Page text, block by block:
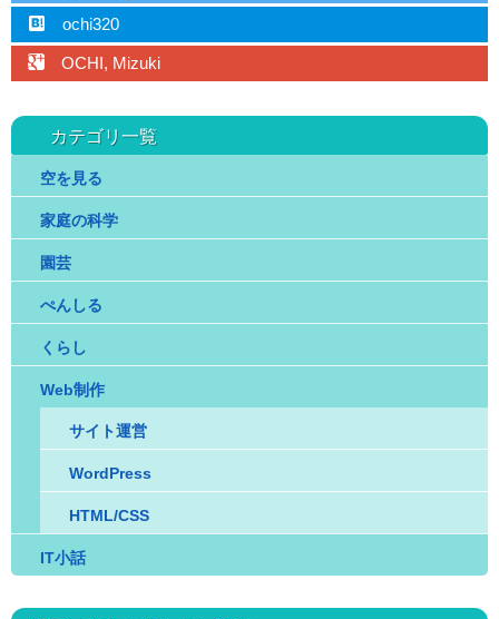
hatebu ochi320
googleplus OCHI, Mizuki
カテゴリ一覧
空を見る
家庭の科学
園芸
ぺんしる
くらし
Web制作
サイト運営
WordPress
HTML/CSS
IT小話